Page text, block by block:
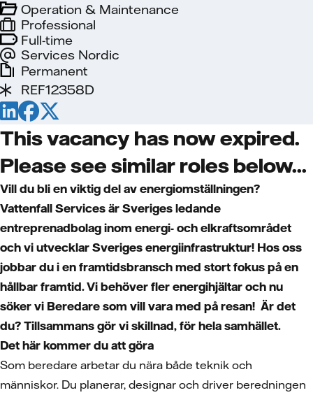
Full-time
Services Nordic
Professional
Operation & Maintenance
Permanent
REF12358D
This vacancy has now expired.
Please see similar roles below...
Vill du bli en viktig del av energiomställningen?
Vattenfall Services är Sveriges ledande
entreprenadbolag inom energi- och elkraftsområdet
och vi utvecklar Sveriges energiinfrastruktur! Hos oss
jobbar du i en framtidsbransch med stort fokus på en
hållbar framtid. Vi behöver fler energihjältar och nu
söker vi Beredare som vill vara med på resan! Är det
du? Tillsammans gör vi skillnad, för hela samhället.
Det här kommer du att göra
Som beredare arbetar du nära både teknik och
människor. Du planerar, designar och driver beredningen